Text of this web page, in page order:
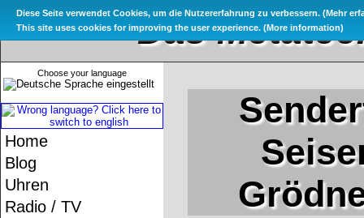
Das
Choose your language
Home
Blog
Uhren
Radio / TV
Diese Seite verwendet Cookies, um die Nutzererfahrung zu verbessern. (Mehr
This site uses cookies for improving the user experience. (More information)